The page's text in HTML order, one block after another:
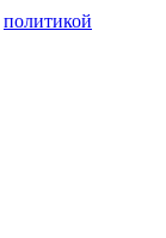
политикой